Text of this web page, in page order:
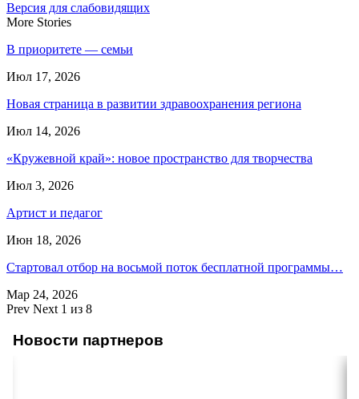
Версия для слабовидящих
More Stories
В приоритете — семьи
Июл 17, 2026
Новая страница в развитии здравоохранения региона
Июл 14, 2026
«Кружевной край»: новое пространство для творчества
Июл 3, 2026
Артист и педагог
Июн 18, 2026
Стартовал отбор на восьмой поток бесплатной программы…
Мар 24, 2026
Prev Next 1 из 8
Новости партнеров